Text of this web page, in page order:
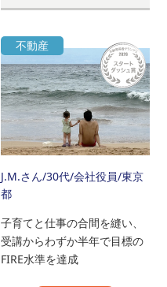
不動産
J.M.さん/30代/会社役員/東京
都
子育てと仕事の合間を縫い、
受講からわずか半年で目標の
FIRE水準を達成